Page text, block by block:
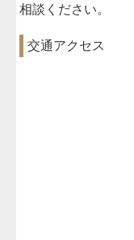
交通アクセス
相談ください。